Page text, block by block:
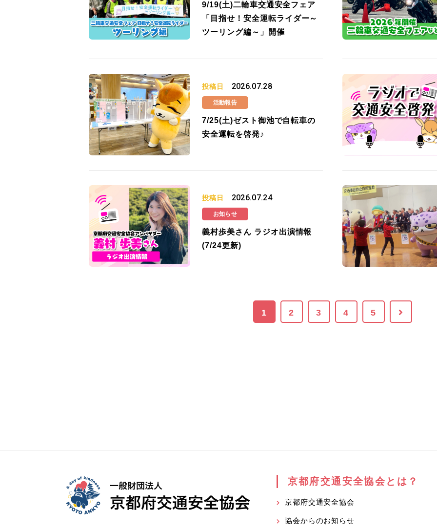
9/19(土)二輪車交通安全フェア
「目指せ！安全運転ライダー～
ツーリング編～」開催
投稿日 2026.07.28
活動報告
7/25(土)ゼスト御池で自転車の
安全運転を啓発♪
投稿日 2026.07.24
お知らせ
義村歩美さん ラジオ出演情報
(7/24更新)
1 2 3 4 5
京都府交通安全協会とは？
京都府交通安全協会
協会からのお知らせ